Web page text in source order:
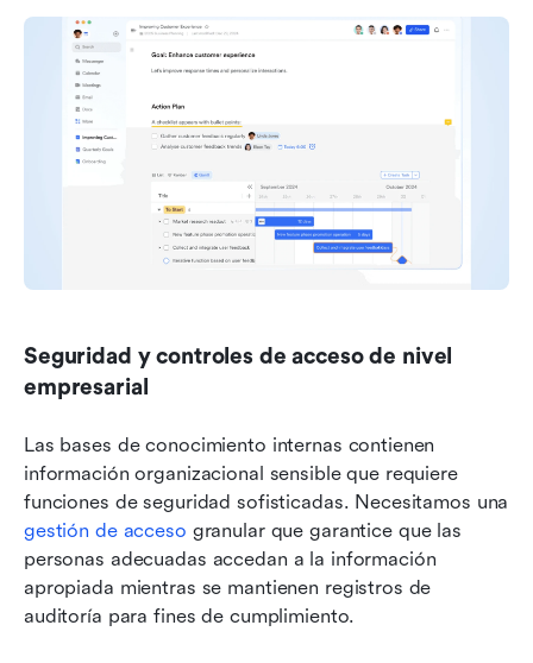
Seguridad y controles de acceso de nivel
empresarial
Las bases de conocimiento internas contienen
información organizacional sensible que requiere
gestión de acceso granular que garantice que las
personas adecuadas accedan a la información
apropiada mientras se mantienen registros de
auditoría para fines de cumplimiento.